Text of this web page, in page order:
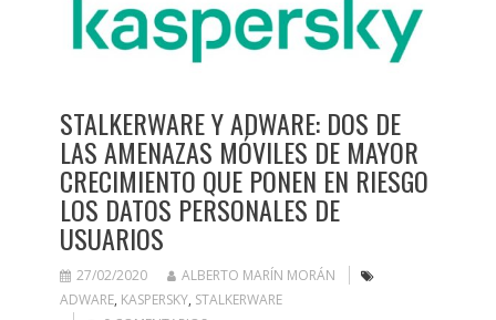
STALKERWARE Y ADWARE: DOS DE
LAS AMENAZAS MÓVILES DE MAYOR
CRECIMIENTO QUE PONEN EN RIESGO
LOS DATOS PERSONALES DE
USUARIOS
27/02/2020
ALBERTO MARÍN MORÁN
ADWARE, KASPERSKY, STALKERWARE